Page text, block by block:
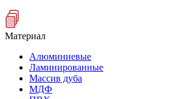
Материал
Алюминиевые
Ламинированные
Массив дуба
МДФ